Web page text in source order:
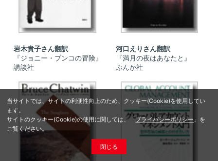
当サイトでは、サイトの利便性向上のため、クッキー(Cookie)を使用してい
ます。
サイトのクッキー(Cookie)の使用に関しては、「プライバシーポリシー 」を
ご覧ください。
閉じる
岩木貴子さん翻訳
『ジョニー・ブンコの冒険』
講談社
河口えりさん翻訳
『満月の夜はあなたと』
ぶんか社